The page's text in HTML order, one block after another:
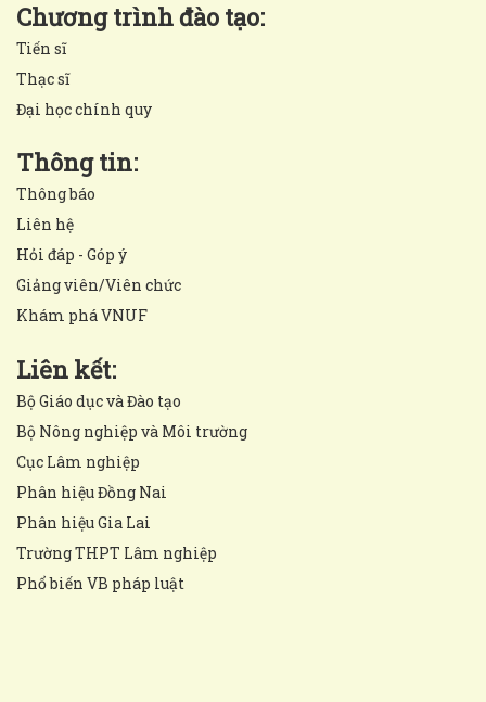
Chương trình đào tạo:
Tiến sĩ
Thạc sĩ
Đại học chính quy
Thông tin:
Thông báo
Liên hệ
Hỏi đáp - Góp ý
Giảng viên/Viên chức
Khám phá VNUF
Liên kết:
Bộ Giáo dục và Đào tạo
Bộ Nông nghiệp và Môi trường
Cục Lâm nghiệp
Phân hiệu Đồng Nai
Phân hiệu Gia Lai
Trường THPT Lâm nghiệp
Phổ biến VB pháp luật